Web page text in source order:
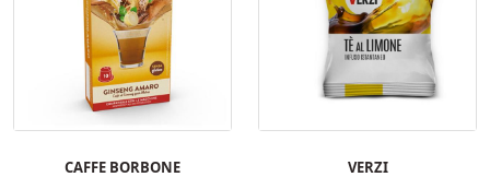
CAFFE BORBONE
VERZI